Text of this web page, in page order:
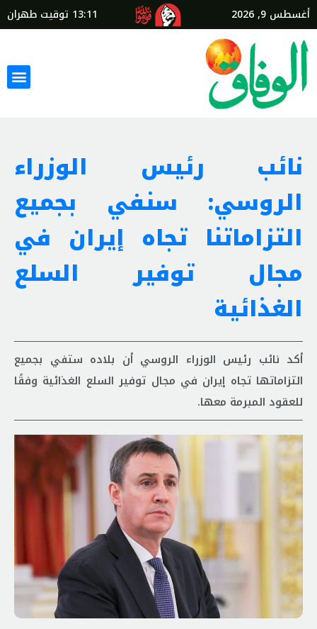
أغسطس 9, 2026 13:11 توقيت طهران
نائب رئيس الوزراء
الروسي: سنفي بجميع
التزاماتنا تجاه إيران في
مجال توفير السلع
الغذائية
أكد نائب رئيس الوزراء الروسي أن بلاده ستفي بجميع
التزاماتها تجاه إيران في مجال توفير السلع الغذائية وفقًا
للعقود المبرمة معها.